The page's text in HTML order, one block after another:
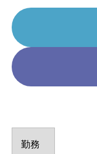
勤務